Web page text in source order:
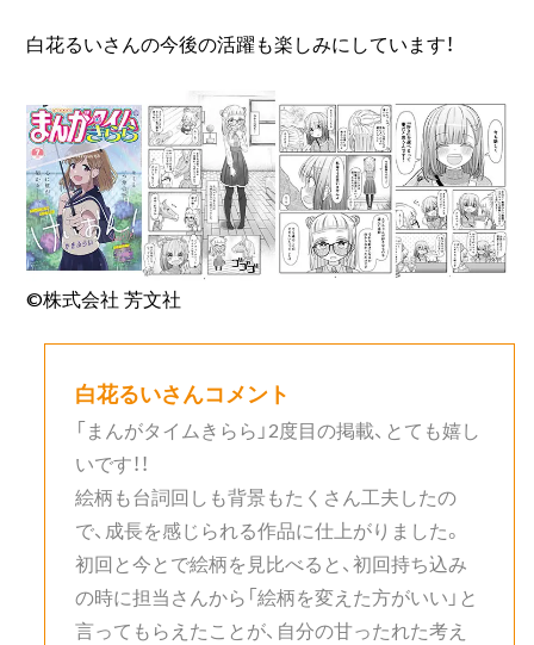
白花るいさんの今後の活躍も楽しみにしています！
©株式会社 芳文社
白花るいさんコメント
「まんがタイムきらら」2度目の掲載、とても嬉し
いです！！
絵柄も台詞回しも背景もたくさん工夫したの
で、成長を感じられる作品に仕上がりました。
初回と今とで絵柄を見比べると、初回持ち込み
の時に担当さんから「絵柄を変えた方がいい」と
言ってもらえたことが、自分の甘ったれた考え